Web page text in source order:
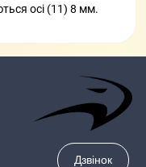
осі (11) 8 мм.
Дзвінок